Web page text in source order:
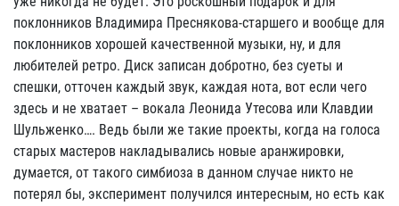
поклонников Владимира Преснякова-старшего и вообще для
поклонников хорошей качественной музыки, ну, и для
любителей ретро. Диск записан добротно, без суеты и
спешки, отточен каждый звук, каждая нота, вот если чего
здесь и не хватает – вокала Леонида Утесова или Клавдии
Шульженко…. Ведь были же такие проекты, когда на голоса
старых мастеров накладывались новые аранжировки,
думается, от такого симбиоза в данном случае никто не
потерял бы, эксперимент получился интересным, но есть как